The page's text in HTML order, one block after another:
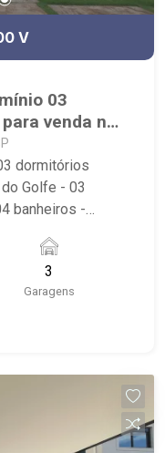
V
03
venda no
dormitórios
- 03
3
Garagens